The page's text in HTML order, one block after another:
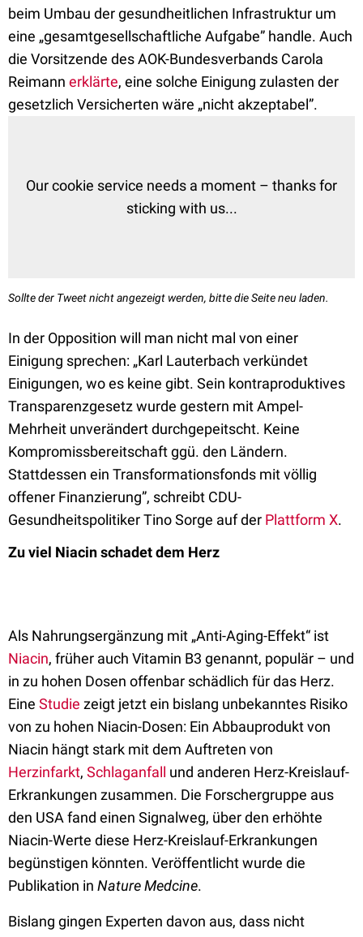
beim Umbau der gesundheitlichen Infrastruktur um
eine „gesamtgesellschaftliche Aufgabe” handle. Auch
die Vorsitzende des AOK-Bundesverbands Carola
Reimann erklärte, eine solche Einigung zulasten der
gesetzlich Versicherten wäre „nicht akzeptabel”.
Our cookie service needs a moment – thanks for
sticking with us...
Sollte der Tweet nicht angezeigt werden, bitte die Seite neu laden.
In der Opposition will man nicht mal von einer
Einigung sprechen: „Karl Lauterbach verkündet
Einigungen, wo es keine gibt. Sein kontraproduktives
Transparenzgesetz wurde gestern mit Ampel-
Mehrheit unverändert durchgepeitscht. Keine
Kompromissbereitschaft ggü. den Ländern.
Stattdessen ein Transformationsfonds mit völlig
offener Finanzierung”, schreibt CDU-
Gesundheitspolitiker Tino Sorge auf der Plattform X.
Zu viel Niacin schadet dem Herz
Als Nahrungsergänzung mit „Anti-Aging-Effekt“ ist
Niacin, früher auch Vitamin B3 genannt, populär – und
in zu hohen Dosen offenbar schädlich für das Herz.
Eine Studie zeigt jetzt ein bislang unbekanntes Risiko
von zu hohen Niacin-Dosen: Ein Abbauprodukt von
Niacin hängt stark mit dem Auftreten von
Herzinfarkt, Schlaganfall und anderen Herz-Kreislauf-
Erkrankungen zusammen. Die Forschergruppe aus
den USA fand einen Signalweg, über den erhöhte
Niacin-Werte diese Herz-Kreislauf-Erkrankungen
begünstigen könnten. Veröffentlicht wurde die
Publikation in Nature Medcine.
Bislang gingen Experten davon aus, dass nicht